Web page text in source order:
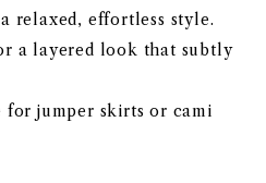
relaxed, effortless style.
a layered look that subtly
for jumper skirts or cami